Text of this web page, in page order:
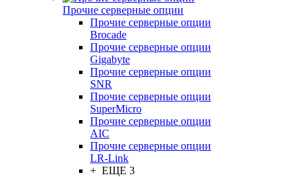
Прочие серверные опции
Прочие серверные опции
Brocade
Прочие серверные опции
Gigabyte
Прочие серверные опции
SNR
Прочие серверные опции
SuperMicro
Прочие серверные опции
AIC
Прочие серверные опции
LR-Link
+ ЕЩЕ 3